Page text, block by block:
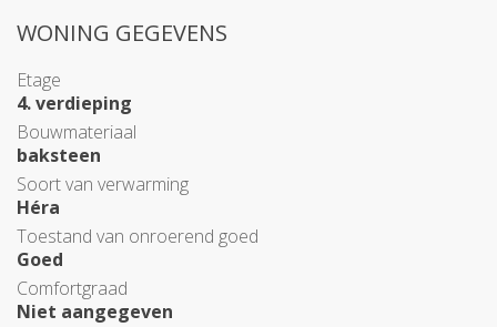
WONING GEGEVENS
Etage
4. verdieping
Bouwmateriaal
baksteen
Soort van verwarming
Héra
Toestand van onroerend goed
Goed
Comfortgraad
Niet aangegeven